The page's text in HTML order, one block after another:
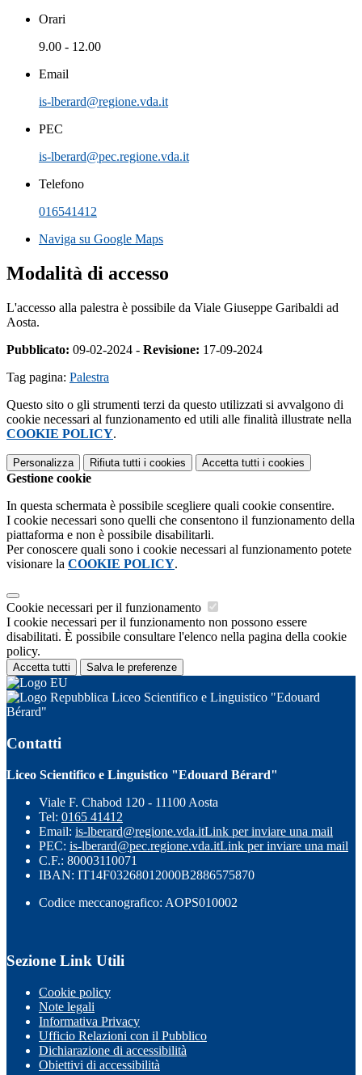
Orari
9.00 - 12.00
Email
is-lberard@regione.vda.it
PEC
is-lberard@pec.regione.vda.it
Telefono
016541412
Naviga su Google Maps
Modalità di accesso
L'accesso alla palestra è possibile da Viale Giuseppe Garibaldi ad
Aosta.
Pubblicato: 09-02-2024 - Revisione: 17-09-2024
Tag pagina: Palestra
Questo sito o gli strumenti terzi da questo utilizzati si avvalgono di
cookie necessari al funzionamento ed utili alle finalità illustrate nella
COOKIE POLICY.
Personalizza Rifiuta tutti i cookies Accetta tutti i cookies
Gestione cookie
In questa schermata è possibile scegliere quali cookie consentire.
I cookie necessari sono quelli che consentono il funzionamento della
piattaforma e non è possibile disabilitarli.
Per conoscere quali sono i cookie necessari al funzionamento potete
visionare la COOKIE POLICY.
Cookie necessari per il funzionamento
I cookie necessari per il funzionamento non possono essere
disabilitati. È possibile consultare l'elenco nella pagina della cookie
policy.
Accetta tutti Salva le preferenze
Liceo Scientifico e Linguistico "Edouard
Bérard"
Contatti
Liceo Scientifico e Linguistico "Edouard Bérard"
Viale F. Chabod 120 - 11100 Aosta
Tel: 0165 41412
Email: is-lberard@regione.vda.itLink per inviare una mail
PEC: is-lberard@pec.regione.vda.itLink per inviare una mail
C.F.: 80003110071
IBAN: IT14F03268012000B2886575870
Codice meccanografico: AOPS010002
Sezione Link Utili
Cookie policy
Note legali
Informativa Privacy
Ufficio Relazioni con il Pubblico
Dichiarazione di accessibilità
Obiettivi di accessibilità